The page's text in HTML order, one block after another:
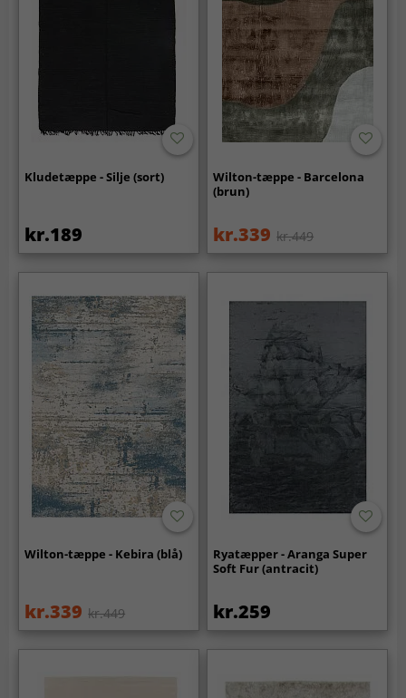
Kludetæppe - Silje (sort)
kr.189
Wilton-tæppe - Barcelona
(brun)
kr.339 kr.449
Wilton-tæppe - Kebira (blå)
kr.339 kr.449
Ryatæpper - Aranga Super
Soft Fur (antracit)
kr.259